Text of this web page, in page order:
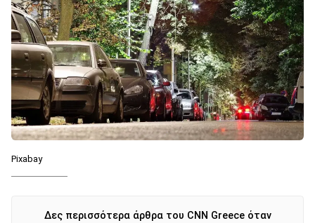
Pixabay
Δες περισσότερα άρθρα του CNN Greece όταν